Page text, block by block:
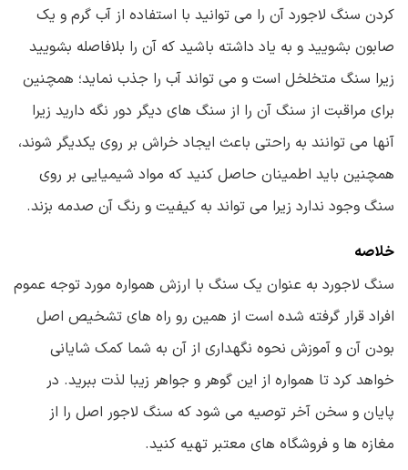
کردن سنگ لاجورد آن را می توانید با استفاده از آب گرم و یک
صابون بشویید و به یاد داشته باشید که آن را بلافاصله بشویید
زیرا سنگ متخلخل است و می تواند آب را جذب نماید؛ همچنین
برای مراقبت از سنگ آن را از سنگ های دیگر دور نگه دارید زیرا
آنها می توانند به راحتی باعث ایجاد خراش بر روی یکدیگر شوند،
همچنین باید اطمینان حاصل کنید که مواد شیمیایی بر روی
سنگ وجود ندارد زیرا می تواند به کیفیت و رنگ آن صدمه بزند.
خلاصه
سنگ لاجورد به عنوان یک سنگ با ارزش همواره مورد توجه عموم
افراد قرار گرفته شده است از همین رو راه های تشخیص اصل
بودن آن و آموزش نحوه نگهداری از آن به شما کمک شایانی
خواهد کرد تا همواره از این گوهر و جواهر زیبا لذت ببرید. در
پایان و سخن آخر توصیه می شود که سنگ لاجور اصل را از
مغازه ها و فروشگاه های معتبر تهیه کنید.